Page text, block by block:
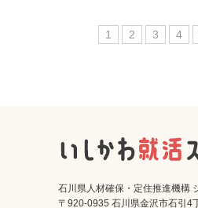
1 2 3 4
石川県人材確保・定住推進機構
〒920-0935 石川県金沢市石引4